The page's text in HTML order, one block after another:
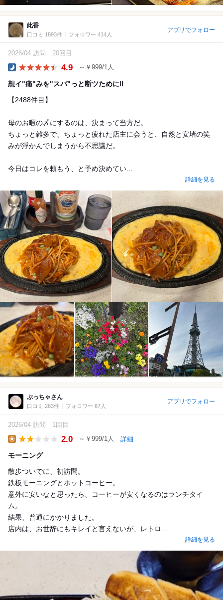
此香
口コミ 1893件 フォロワー 414人
アプリでフォロー
2026/04 訪問 20回目
4.9 ～￥999/1人
想イ"痛"みを"スパ"っと断ツために‼︎
【2488件目】
母のお暇の〆にするのは、決まって当方だ。
ちょっと雑多で、ちょっと疲れた店主に会うと、自然と安堵の笑
みが浮かんでしまうから不思議だ。
今日はコレを頼もう、と予め決めてい...
詳細を見る
ぶっちゃさん
口コミ 263件 フォロワー 67人
アプリでフォロー
2026/04 訪問 1回目
2.0 ～￥999/1人 詳細
モーニング
散歩ついでに、初訪問。
鉄板モーニングとホットコーヒー。
意外に安いなと思ったら、コーヒーが安くなるのはランチタイ
ム。
結果、普通にかかりました。
店内は、お世辞にもキレイと言えないが、レトロ...
詳細を見る